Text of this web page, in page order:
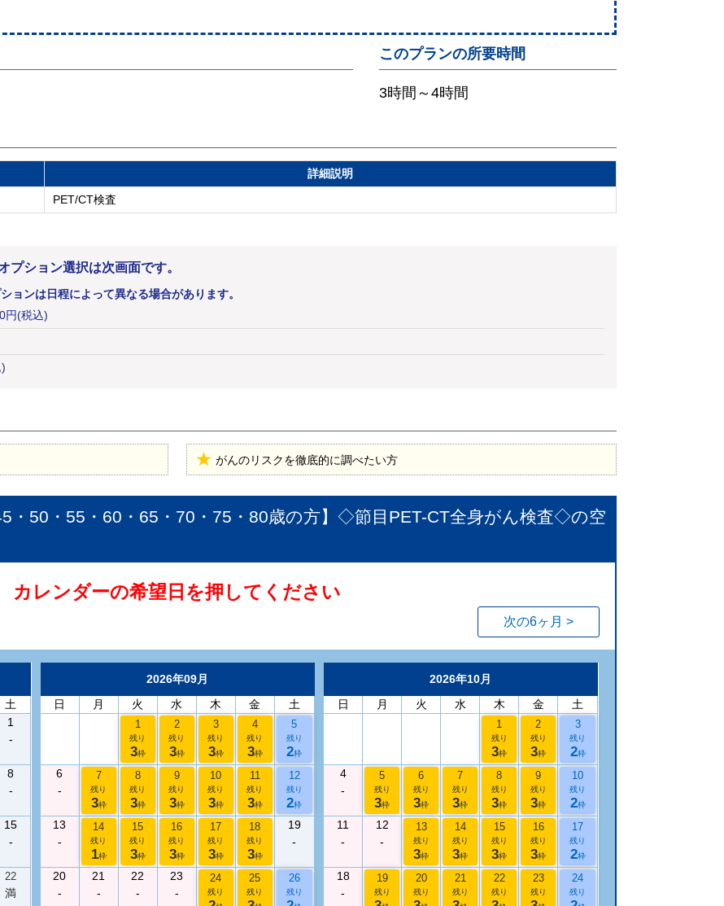
このプランの所要時間
3時間～4時間
詳細説明
PET/CT検査
プション選択は次画面です。
ションは日程によって異なる場合があります。
円(税込)
がんのリスクを徹底的に調べたい方
・50・55・60・65・70・75・80歳の方】◇節目PET-CT全身がん検査◇の空
カレンダーの希望日を押してください
次の6ヶ月 >
土
1
-
8
-
15
-
22
満
2026年09月
日
月 火 水 木 金 土
1
残り
3枠
2
残り
3枠
3
残り
3枠
4
残り
3枠
5
残り
2枠
6
-
7
残り
3枠
8
残り
3枠
9
残り
3枠
10
残り
3枠
11
残り
3枠
12
残り
2枠
13
-
14
残り
1枠
15
残り
3枠
16
残り
3枠
17
残り
3枠
18
残り
3枠
19
-
20
-
21
-
22
-
23
-
24
残り
25
残り
26
残り
2026年10月
日
月 火 水 木 金 土
1
残り
3枠
2
残り
3枠
3
残り
2枠
4
-
5
残り
3枠
6
残り
3枠
7
残り
3枠
8
残り
3枠
9
残り
3枠
10
残り
2枠
11
-
12
-
13
残り
3枠
14
残り
3枠
15
残り
3枠
16
残り
3枠
17
残り
2枠
18
-
19
残り
20
残り
21
残り
22
残り
23
残り
24
残り